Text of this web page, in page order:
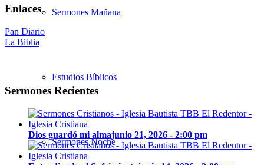
Sermones Mañana
Estudios Bíblicos
Sermones Noche
Enlaces
Pan Diario
La Biblia
Sermones Recientes
Dios guardó mi almajunio 21, 2026 - 2:00 pm